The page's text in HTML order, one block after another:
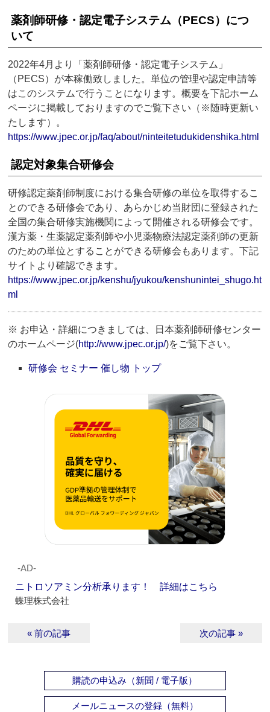
薬剤師研修・認定電子システム（PECS）につ
いて
2022年4月より「薬剤師研修・認定電子システム」
（PECS）が本稼働致しました。単位の管理や認定申請等
はこのシステムで行うことになります。概要を下記ホーム
ページに掲載しておりますのでご覧下さい（※随時更新い
たします）。
https://www.jpec.or.jp/faq/about/ninteitetudukidenshika.html
認定対象集合研修会
研修認定薬剤師制度における集合研修の単位を取得するこ
とのできる研修会であり、あらかじめ当財団に登録された
全国の集合研修実施機関によって開催される研修会です。
漢方薬・生薬認定薬剤師や小児薬物療法認定薬剤師の更新
のための単位とすることができる研修会もあります。下記
サイトより確認できます。
https://www.jpec.or.jp/kenshu/jyukou/kenshunintei_shugo.ht
ml
※ お申込・詳細につきましては、日本薬剤師研修センター
のホームページ(http://www.jpec.or.jp/)をご覧下さい。
研修会 セミナー 催し物 トップ
‐AD‐
ニトロソアミン分析承ります！ 詳細はこちら
蝶理株式会社
« 前の記事 次の記事 »
購読の申込み（新聞 / 電子版）
メールニュースの登録（無料）